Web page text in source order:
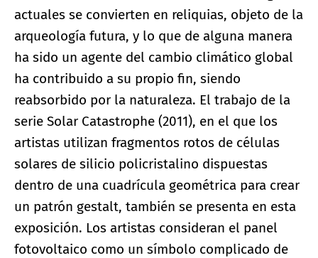
actuales se convierten en reliquias, objeto de la
arqueología futura, y lo que de alguna manera
ha sido un agente del cambio climático global
ha contribuido a su propio fin, siendo
reabsorbido por la naturaleza. El trabajo de la
serie Solar Catastrophe (2011), en el que los
artistas utilizan fragmentos rotos de células
solares de silicio policristalino dispuestas
dentro de una cuadrícula geométrica para crear
un patrón gestalt, también se presenta en esta
exposición. Los artistas consideran el panel
fotovoltaico como un símbolo complicado de